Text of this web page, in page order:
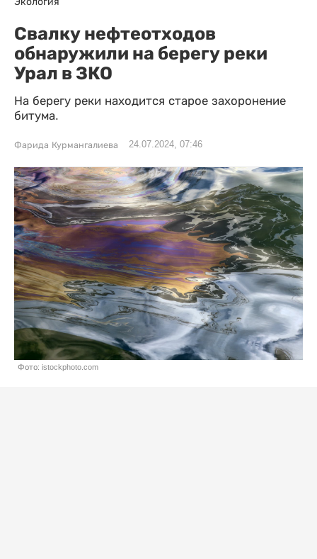
Свалку нефтеотходов
обнаружили на берегу реки
Урал в ЗКО
На берегу реки находится старое захоронение
битума.
Фарида Курмангалиева 24.07.2024, 07:46
Фото: istockphoto.com